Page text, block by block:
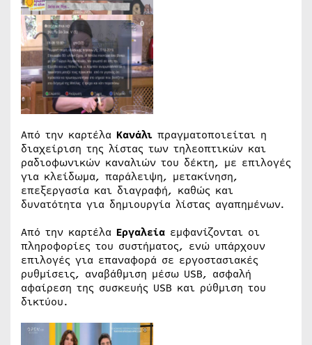
Από την καρτέλα Κανάλι πραγματοποιείται η
διαχείριση της λίστας των τηλεοπτικών και
ραδιοφωνικών καναλιών του δέκτη, με επιλογές
για κλείδωμα, παράλειψη, μετακίνηση,
επεξεργασία και διαγραφή, καθώς και
δυνατότητα για δημιουργία λίστας αγαπημένων.
Από την καρτέλα Εργαλεία εμφανίζονται οι
πληροφορίες του συστήματος, ενώ υπάρχουν
επιλογές για επαναφορά σε εργοστασιακές
ρυθμίσεις, αναβάθμιση μέσω USB, ασφαλή
αφαίρεση της συσκευής USB και ρύθμιση του
δικτύου.